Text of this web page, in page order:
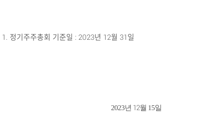
1. 정기주주총회 기준일 : 2023년 12월 31일
2023년 12월 15일